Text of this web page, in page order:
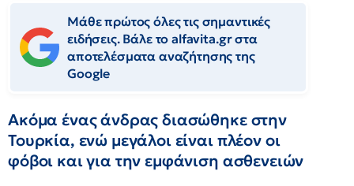
Μάθε πρώτος όλες τις σημαντικές
ειδήσεις. Βάλε το alfavita.gr στα
αποτελέσματα αναζήτησης της
Google
Ακόμα ένας άνδρας διασώθηκε στην
Τουρκία, ενώ μεγάλοι είναι πλέον οι
φόβοι και για την εμφάνιση ασθενειών